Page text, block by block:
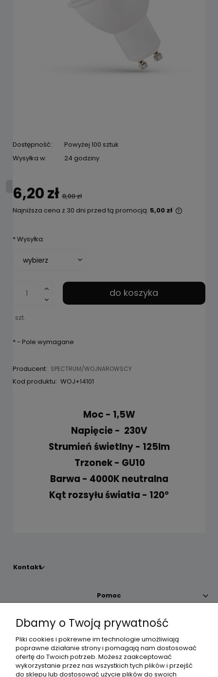
Dostępność:
Powyżej 100 sztuk
Wysyłka w:
24 godziny
6,20 zł 8,00 zł
Najniższa cena z 30 dni przed tą promocją: 5,00 zł
*Wysyłka:
szt.
do koszyka
*- Pole wymagane
Producent: SPECTRUM/WOJNAROWSCY
Kod produktu: WOJ+14101
Moc - 1,5W
Napięcie - 230V
Strumień świetlny - 125lm
Trzonek - GU10
Barwa - 4000K neutralna
Kąt rozsyłu światła - 120°
Kontakt
Pomoc
Moje konto
Płatności i dostawa
Dbamy o Twoją prywatność
Pliki cookies i pokrewne im technologie umożliwiają
poprawne działanie strony i pomagają nam dostosować
ofertę do Twoich potrzeb. Możesz zaakceptować
wykorzystanie przez nas wszystkich tych plików i przejść
do sklepu lub dostosować użycie plików do swoich